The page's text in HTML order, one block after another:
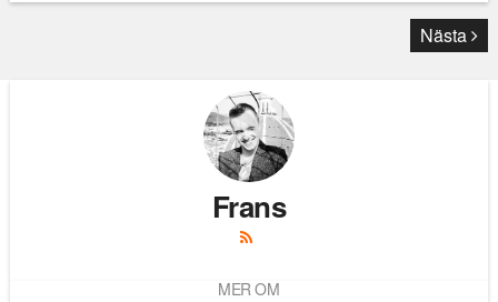
Läs kommentarer (12)
Nästa
Frans
MER OM